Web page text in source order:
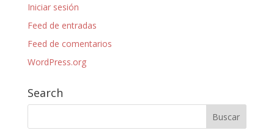
Iniciar sesión
Feed de entradas
Feed de comentarios
WordPress.org
Search